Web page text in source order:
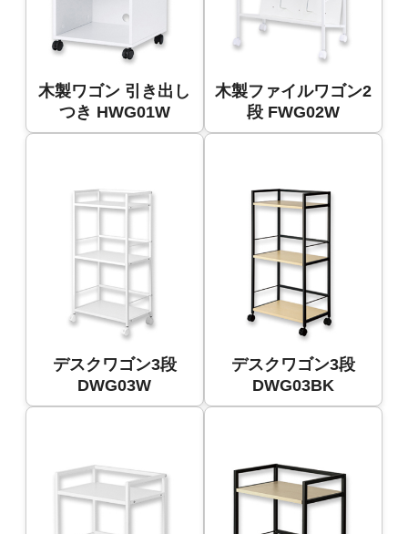
木製ワゴン 引き出し
つき HWG01W
木製ファイルワゴン2
段 FWG02W
デスクワゴン3段
DWG03W
デスクワゴン3段
DWG03BK